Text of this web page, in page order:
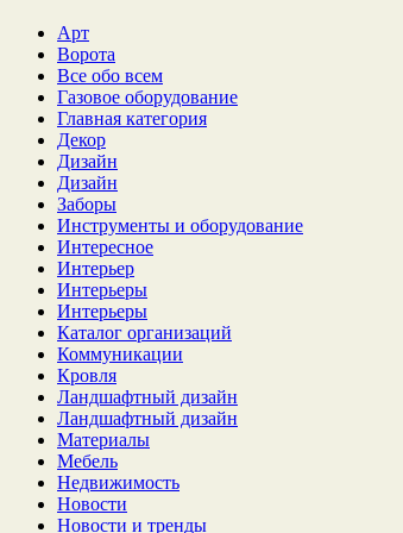
Арт
Ворота
Все обо всем
Газовое оборудование
Главная категория
Декор
Дизайн
Дизайн
Заборы
Инструменты и оборудование
Интересное
Интерьер
Интерьеры
Интерьеры
Каталог организаций
Коммуникации
Кровля
Ландшафтный дизайн
Ландшафтный дизайн
Материалы
Мебель
Недвижимость
Новости
Новости и тренды